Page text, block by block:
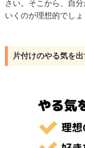
さい。そこから、自
いくのが理想的でしょ
片付けのやる気を